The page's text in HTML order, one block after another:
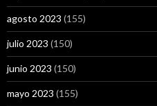
agosto 2023 (155)
julio 2023 (150)
junio 2023 (150)
mayo 2023 (155)